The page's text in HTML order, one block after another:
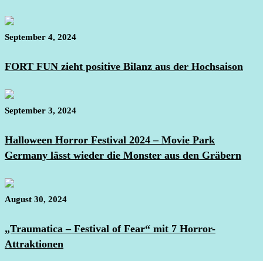
September 4, 2024
FORT FUN zieht positive Bilanz aus der Hochsaison
September 3, 2024
Halloween Horror Festival 2024 – Movie Park
Germany lässt wieder die Monster aus den Gräbern
August 30, 2024
„Traumatica – Festival of Fear“ mit 7 Horror-
Attraktionen